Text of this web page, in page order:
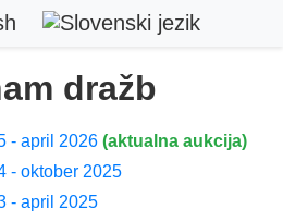
dražb
- april 2026 (aktualna aukcija)
- oktober 2025
- april 2025